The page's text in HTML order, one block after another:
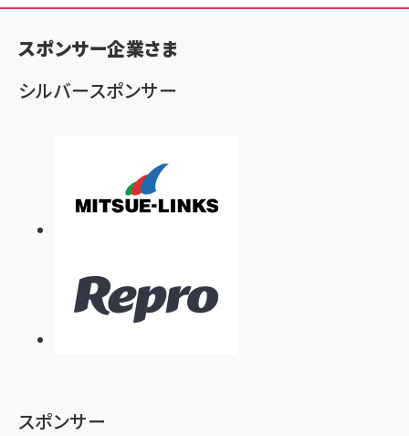
く
ず
スポンサー企業さま
シルバースポンサー
スポンサー